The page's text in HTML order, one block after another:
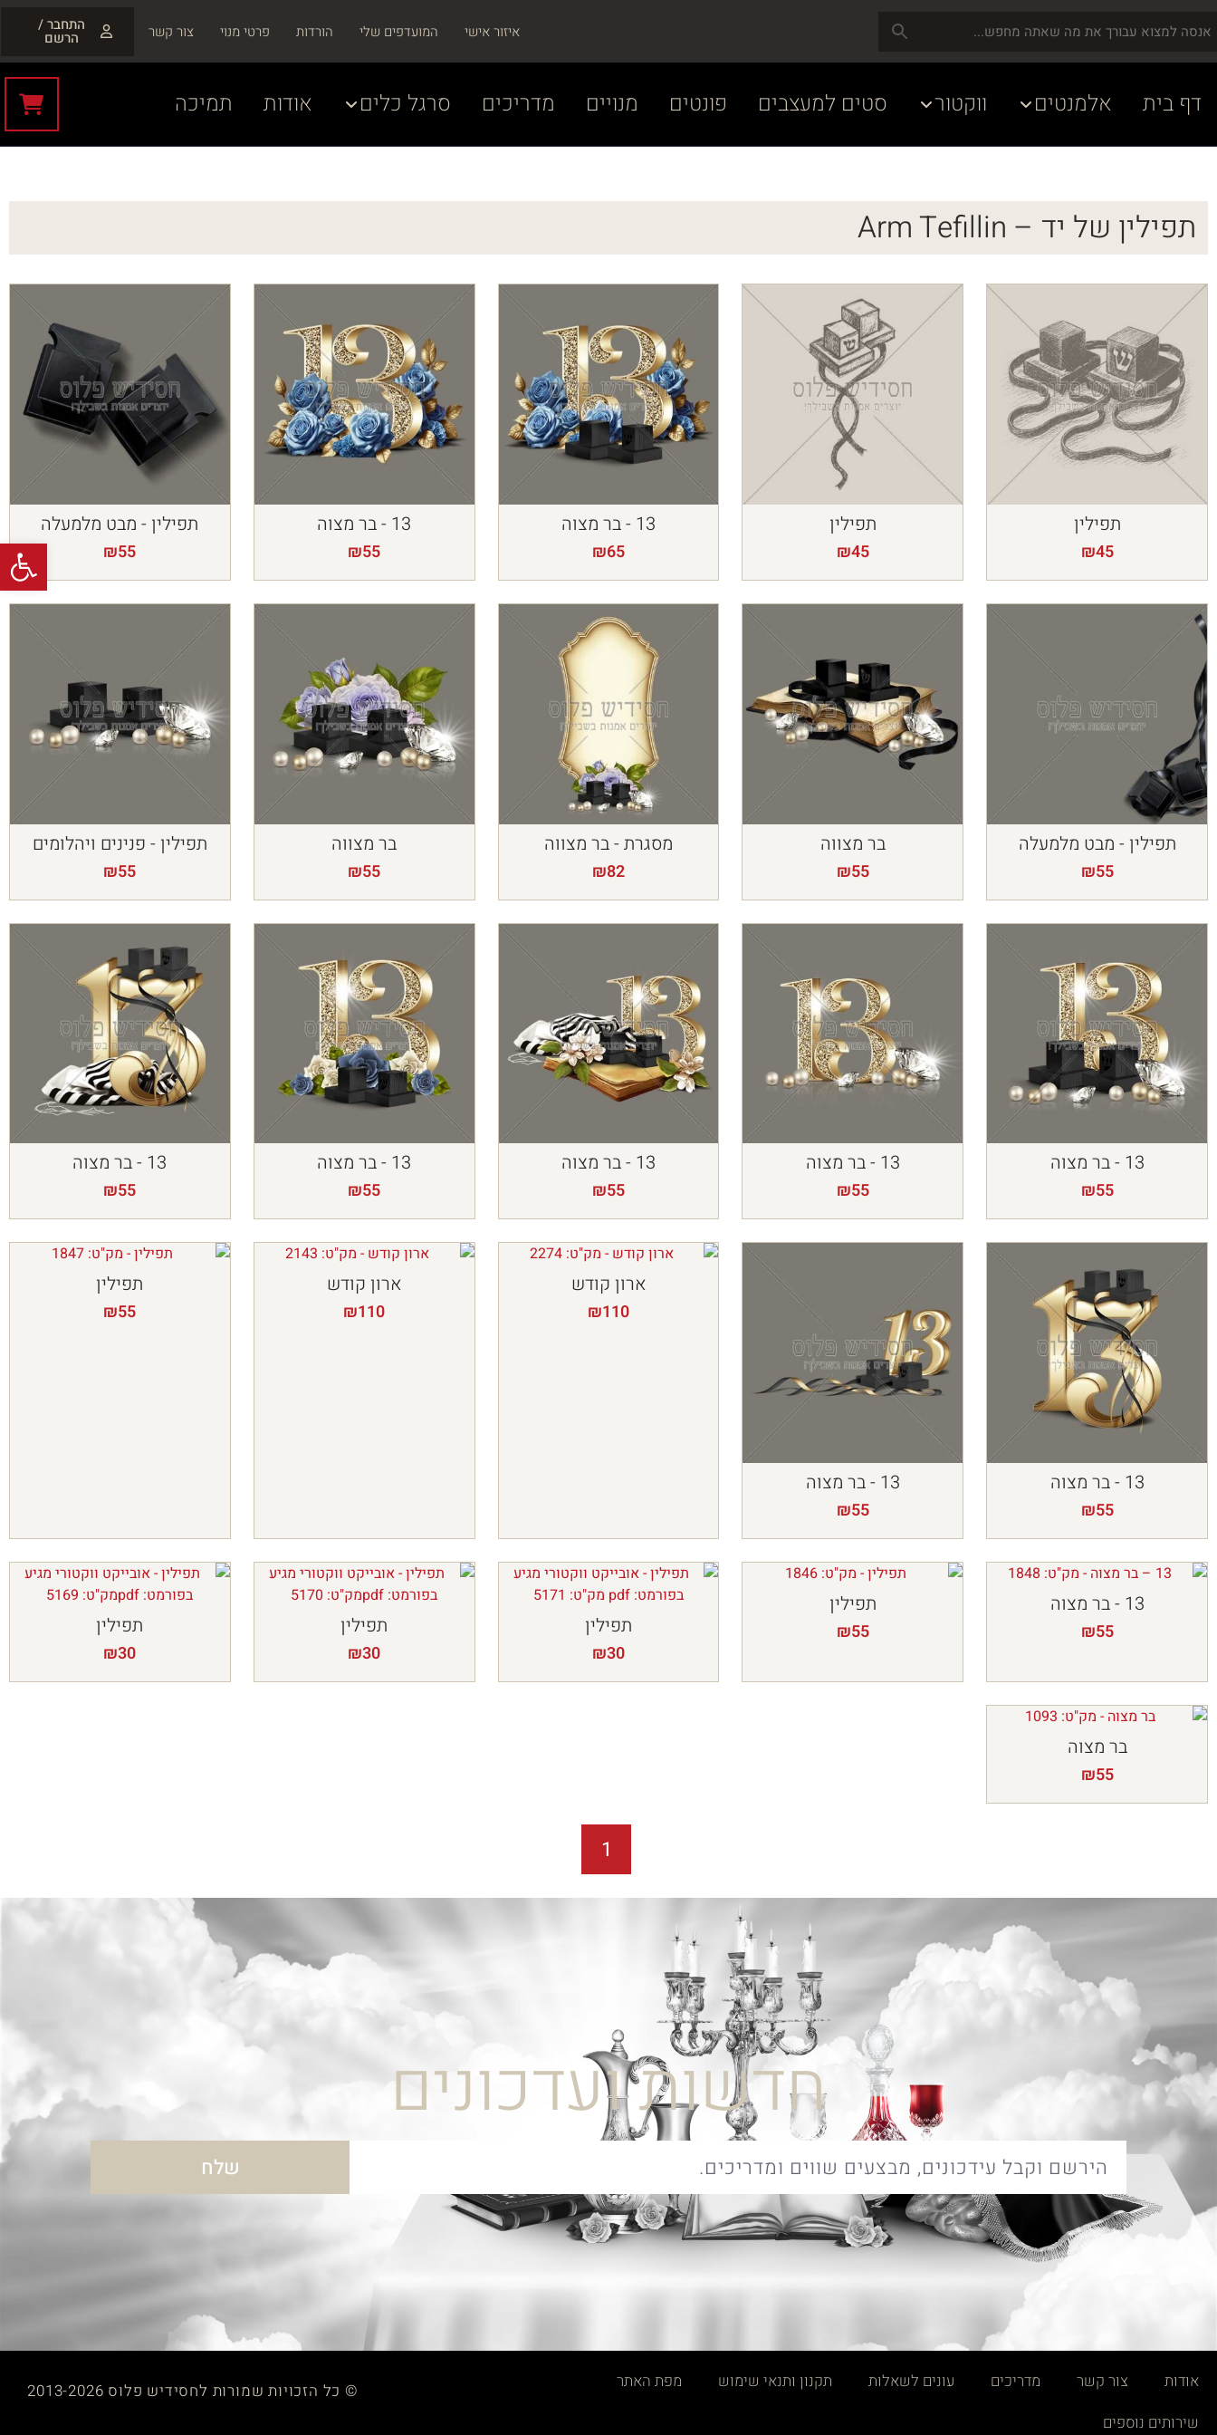
איזור אישי המועדפים שלי הורדות פרטי מנוי צור קשר התחבר /
הרשם
דף בית אלמנטים ווקטור סטים למעצבים פונטים מנויים מדריכים סרגל כלים אודות תמיכה
תפילין של יד – Arm Tefillin
תפילין
₪45
תפילין
₪45
13 - בר מצוה
₪65
13 - בר מצוה
₪55
תפילין - מבט מלמעלה
₪55
תפילין - מבט מלמעלה
₪55
בר מצווה
₪55
מסגרת - בר מצווה
₪82
בר מצווה
₪55
תפילין - פנינים ויהלומים
₪55
13 - בר מצוה
₪55
13 - בר מצוה
₪55
13 - בר מצוה
₪55
13 - בר מצוה
₪55
13 - בר מצוה
₪55
13 - בר מצוה
₪55
13 - בר מצוה
₪55
ארון קודש
₪110
ארון קודש
₪110
תפילין
₪55
13 - בר מצוה
₪55
תפילין
₪55 תפילין
₪30
תפילין
₪30
תפילין
₪30
בר מצוה
₪55
1
חדשות ועדכונים
שלח
אודות צור קשר מדריכים עונים לשאלות תקנון ותנאי שימוש
מפת האתר
שירותים נוספים
© כל הזכויות שמורות לחסידיש פלוס 2013-2026